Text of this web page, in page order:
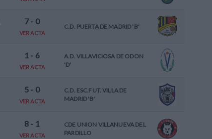
7- 0
VER ACTA
C.D. PUERTA DE MADRID 'B'
1 - 6
VER ACTA
A.D. VILLAVICIOSA DE ODON
'D'
5 - 0
VER ACTA
C.D. ESC.FUT. VILLA DE
MADRID 'B'
8 - 1
VER ACTA
CDE UNION VILLANUEVA DEL
PARDILLO